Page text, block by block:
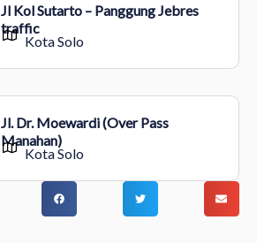
Jl Kol Sutarto – Panggung Jebres
traffic
Kota Solo
Jl. Dr. Moewardi (Over Pass
Manahan)
Kota Solo